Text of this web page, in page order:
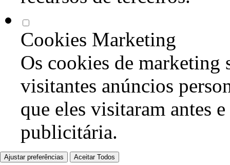
Cookies Marketing
Os cookies de marketing
visitantes anúncios
que eles visitaram antes
publicitária.
Ajustar preferências Aceitar Todos